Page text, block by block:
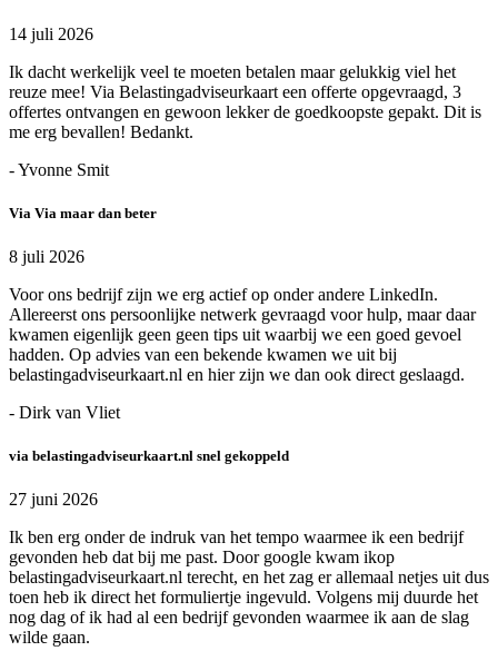
14 juli 2026
Ik dacht werkelijk veel te moeten betalen maar gelukkig viel het
reuze mee! Via Belastingadviseurkaart een offerte opgevraagd, 3
offertes ontvangen en gewoon lekker de goedkoopste gepakt. Dit is
me erg bevallen! Bedankt.
- Yvonne Smit
Via Via maar dan beter
8 juli 2026
Voor ons bedrijf zijn we erg actief op onder andere LinkedIn.
Allereerst ons persoonlijke netwerk gevraagd voor hulp, maar daar
kwamen eigenlijk geen geen tips uit waarbij we een goed gevoel
hadden. Op advies van een bekende kwamen we uit bij
belastingadviseurkaart.nl en hier zijn we dan ook direct geslaagd.
- Dirk van Vliet
via belastingadviseurkaart.nl snel gekoppeld
27 juni 2026
Ik ben erg onder de indruk van het tempo waarmee ik een bedrijf
gevonden heb dat bij me past. Door google kwam ikop
belastingadviseurkaart.nl terecht, en het zag er allemaal netjes uit dus
toen heb ik direct het formuliertje ingevuld. Volgens mij duurde het
nog dag of ik had al een bedrijf gevonden waarmee ik aan de slag
wilde gaan.